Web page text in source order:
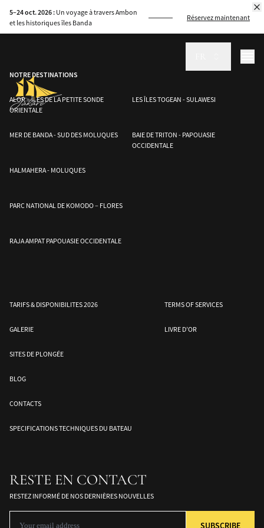
5–24 oct. 2026 : Un voyage à travers Ambon
et les historiques îles Banda
Réservez maintenant
Mer de Banda – Sud des
Découvrez la beauté à couper le souffle de Raja Ampat avec les itinéraires
de Jakare.
NOTRE DESTINATIONS
ALOR – ÎLES DE LA PETITE SONDE
ORIENTALE
MER DE BANDA - SUD DES MOLUQUES
HALMAHERA - MOLUQUES
PARC NATIONAL DE KOMODO – FLORES
RAJA AMPAT PAPOUASIE OCCIDENTALE
LES ÎLES TOGEAN - SULAWESI
BAIE DE TRITON - PAPOUASIE
OCCIDENTALE
TARIFS & DISPONIBILITES 2026
GALERIE
SITES DE PLONGÉE
BLOG
CONTACTS
SPECIFICATIONS TECHNIQUES DU BATEAU
TERMS OF SERVICES
LIVRE D’OR
RESTE EN CONTACT
RESTEZ INFORMÉ DE NOS DERNIÈRES NOUVELLES